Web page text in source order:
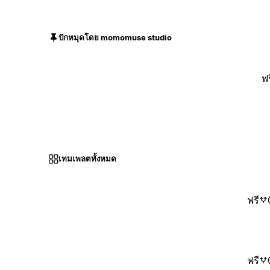
ปักหมุดโดย momomuse studio
ฟ
เทมเพลตทั้งหมด
ฟรี
ฟรี